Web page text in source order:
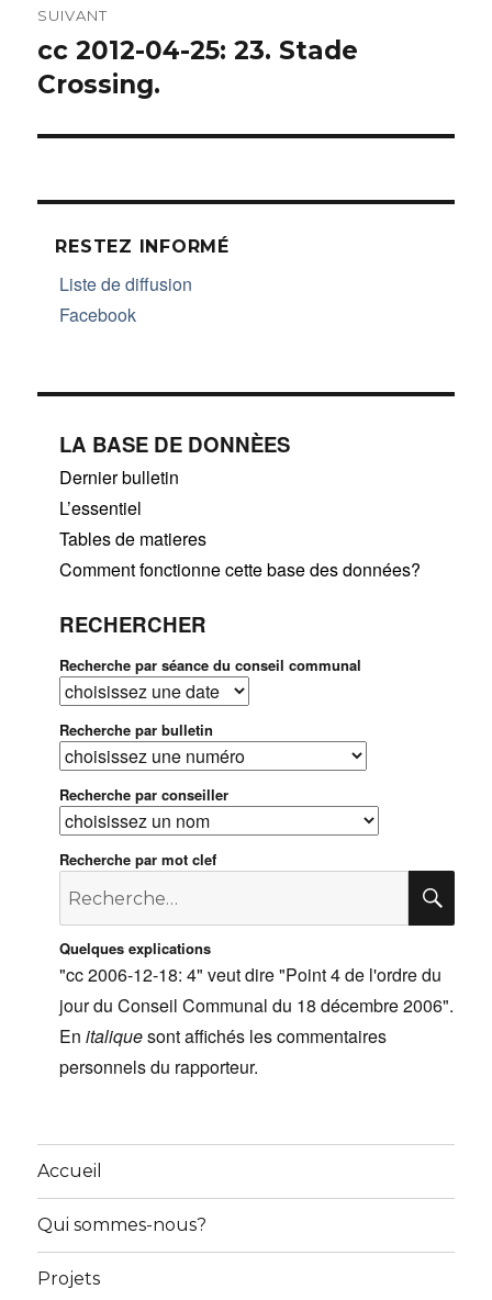
SUIVANT
Article
suivant :
cc 2012-04-25: 23. Stade
Crossing.
RESTEZ INFORMÉ
Liste de diffusion
Facebook
LA BASE DE DONNÈES
Dernier bulletin
L’essentiel
Tables de matieres
Comment fonctionne cette base des données?
RECHERCHER
Recherche par séance du conseil communal
Recherche par bulletin
Recherche par conseiller
Recherche par mot clef
Recherche
:Quelques explications
"cc 2006-12-18: 4" veut dire "Point 4 de l'ordre du
jour du Conseil Communal du 18 décembre 2006".
Enitaliquesont affichés les commentaires
personnels du rapporteur.
Accueil
Qui sommes-nous?
Projets